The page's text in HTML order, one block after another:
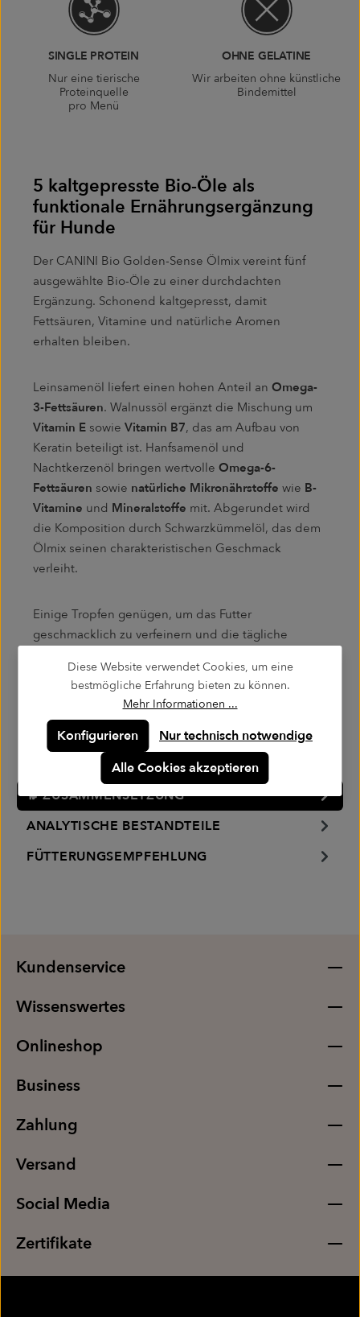
SINGLE PROTEIN
Nur eine tierische
Proteinquelle
pro Menü
OHNE GELATINE
Wir arbeiten ohne künstliche
Bindemittel
5 kaltgepresste Bio-Öle als
funktionale Ernährungsergänzung
für Hunde
Der CANINI Bio Golden-Sense Ölmix vereint fünf
ausgewählte Bio-Öle zu einer durchdachten
Ergänzung. Schonend kaltgepresst, damit
Fettsäuren, Vitamine und natürliche Aromen
erhalten bleiben.
Leinsamenöl liefert einen hohen Anteil an Omega-
3-Fettsäuren. Walnussöl ergänzt die Mischung um
Vitamin E sowie Vitamin B7, das am Aufbau von
Keratin beteiligt ist. Hanfsamenöl und
Nachtkerzenöl bringen wertvolle Omega-6-
Fettsäuren sowie natürliche Mikronährstoffe wie B-
Vitamine und Mineralstoffe mit. Abgerundet wird
die Komposition durch Schwarzkümmelöl, das dem
Ölmix seinen charakteristischen Geschmack
verleiht.
Einige Tropfen genügen, um das Futter
geschmacklich zu verfeinern und die tägliche
Entwickelt auch für wählerische Vierbeiner.
🐕 ZUSAMMENSETZUNG
ANALYTISCHE BESTANDTEILE
FÜTTERUNGSEMPFEHLUNG
Kundenservice
Wissenswertes
Onlineshop
Business
Zahlung
Versand
Social Media
Zertifikate
Diese Website verwendet Cookies, um eine
bestmögliche Erfahrung bieten zu können.
Mehr Informationen ...
Nur technisch notwendige
Konfigurieren
Alle Cookies akzeptieren